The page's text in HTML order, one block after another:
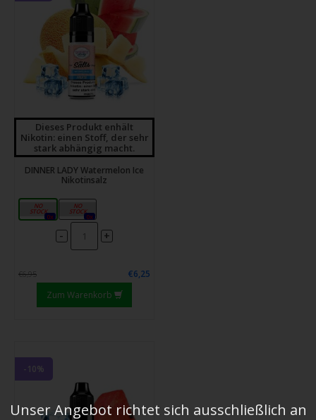
Dieses Produkt enhält
Nikotin: einen Stoff, der sehr
stark abhängig macht.
DINNER LADY Watermelon Ice
Nikotinsalz
10mg
0x
20mg
0x
- +
€6,95
€6,25
Zum Warenkorb
-10%
Unser Angebot richtet sich ausschließlich an